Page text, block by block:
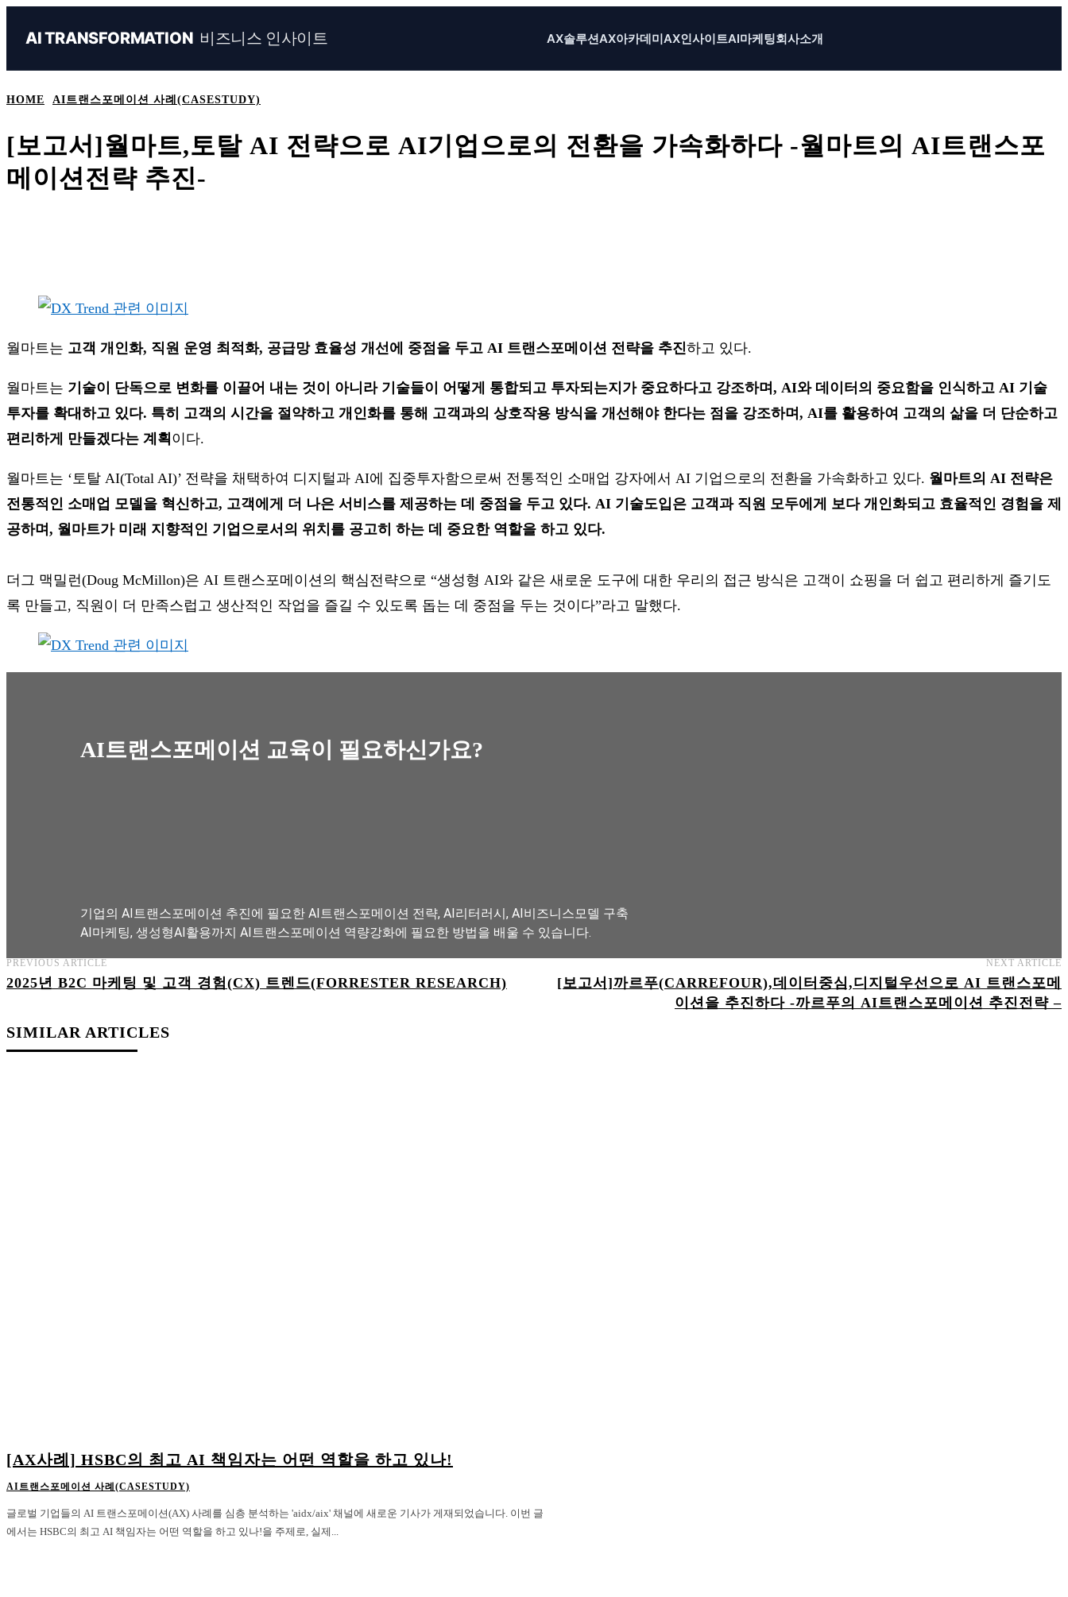
AI TRANSFORMATION 비즈니스 인사이트 AX솔루션AX아카데미AX인사이트AI마케팅회사소개
HOME AI트랜스포메이션 사례(CASESTUDY)
[보고서]월마트,토탈 AI 전략으로 AI기업으로의 전환을 가속화하다 -월마트의 AI트랜스포
메이션전략 추진-
월마트는 고객 개인화, 직원 운영 최적화, 공급망 효율성 개선에 중점을 두고 AI 트랜스포메이션 전략을 추진하고 있다.
월마트는 기술이 단독으로 변화를 이끌어 내는 것이 아니라 기술들이 어떻게 통합되고 투자되는지가 중요하다고 강조하며, AI와 데이터의 중요함을 인식하고 AI 기술
투자를 확대하고 있다. 특히 고객의 시간을 절약하고 개인화를 통해 고객과의 상호작용 방식을 개선해야 한다는 점을 강조하며, AI를 활용하여 고객의 삶을 더 단순하고
편리하게 만들겠다는 계획 이다.
월마트는 ‘토탈 AI(Total AI)’ 전략을 채택하여 디지털과 AI에 집중투자함으로써 전통적인 소매업 강자에서 AI 기업으로의 전환을 가속화하고 있다. 월마트의 AI 전략은
전통적인 소매업 모델을 혁신하고, 고객에게 더 나은 서비스를 제공하는 데 중점을 두고 있다. AI 기술도입은 고객과 직원 모두에게 보다 개인화되고 효율적인 경험을 제
공하며, 월마트가 미래 지향적인 기업으로서의 위치를 공고히 하는 데 중요한 역할을 하고 있다.
더그 맥밀런(Doug McMillon)은 AI 트랜스포메이션의 핵심전략으로 “생성형 AI와 같은 새로운 도구에 대한 우리의 접근 방식은 고객이 쇼핑을 더 쉽고 편리하게 즐기도
록 만들고, 직원이 더 만족스럽고 생산적인 작업을 즐길 수 있도록 돕는 데 중점을 두는 것이다”라고 말했다.
AI트랜스포메이션 교육이 필요하신가요?
기업의 AI트랜스포메이션 추진에 필요한 AI트랜스포메이션 전략, AI리터러시, AI비즈니스모델 구축
AI마케팅, 생성형AI활용까지 AI트랜스포메이션 역량강화에 필요한 방법을 배울 수 있습니다.
AI트랜스포메이션 아카데미 교육과정 보기
PREVIOUS ARTICLE
2025년 B2C 마케팅 및 고객 경험(CX) 트렌드(FORRESTER RESEARCH)
NEXT ARTICLE
[보고서]까르푸(CARREFOUR),데이터중심,디지털우선으로 AI 트랜스포메
이션을 추진하다 -까르푸의 AI트랜스포메이션 추진전략 –
SIMILAR ARTICLES
[AX사례] HSBC의 최고 AI 책임자는 어떤 역할을 하고 있나!
AI트랜스포메이션 사례(CASESTUDY)
글로벌 기업들의 AI 트랜스포메이션(AX) 사례를 심층 분석하는 'aidx/aix' 채널에 새로운 기사가 게재되었습니다. 이번 글
에서는 HSBC의 최고 AI 책임자는 어떤 역할을 하고 있나!을 주제로, 실제...